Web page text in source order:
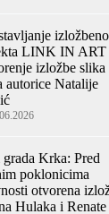
LINK IN ART
izložbe slika
autorice Natalije
Krka: Pred
poklonicima
otvorena
Hulaka i Renate